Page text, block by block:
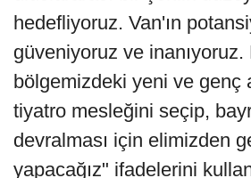
hedefliyoruz. Van'ın
güveniyoruz ve
bölgemizdeki yeni ve genç
tiyatro mesleğini seçip,
devralması için elimizden
yapacağız" ifadelerini